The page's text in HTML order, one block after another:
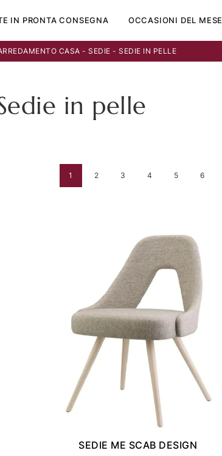
IN PRONTA CONSEGNA OCCASIONI DEL MESE
CASA - SEDIE - SEDIE IN PELLE
in pelle
1 2 3 4 5 6
SEDIE ME SCAB DESIGN